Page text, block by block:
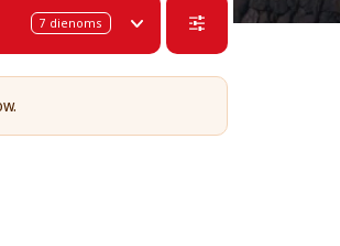
7 dienoms